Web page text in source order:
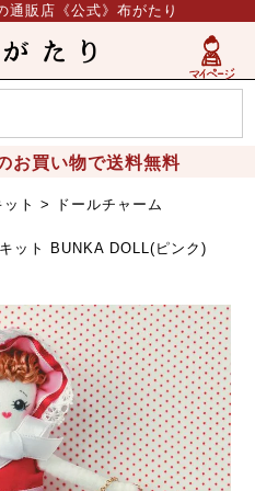
通販店《公式》布がたり
お買い物で送料無料
ト
ドールチャーム
ット BUNKA DOLL(ピンク)